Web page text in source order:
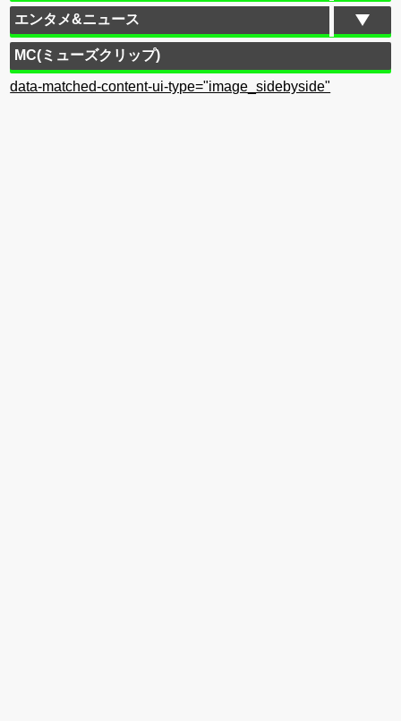
エンタメ&ニュース
MC(ミューズクリップ)
data-matched-content-ui-type="image_sidebyside"